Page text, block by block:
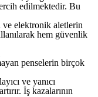
edilmektedir. Bu
elektronik aletlerin
hem güvenlik
penselerin birçok
ve yanıcı
İş kazalarının